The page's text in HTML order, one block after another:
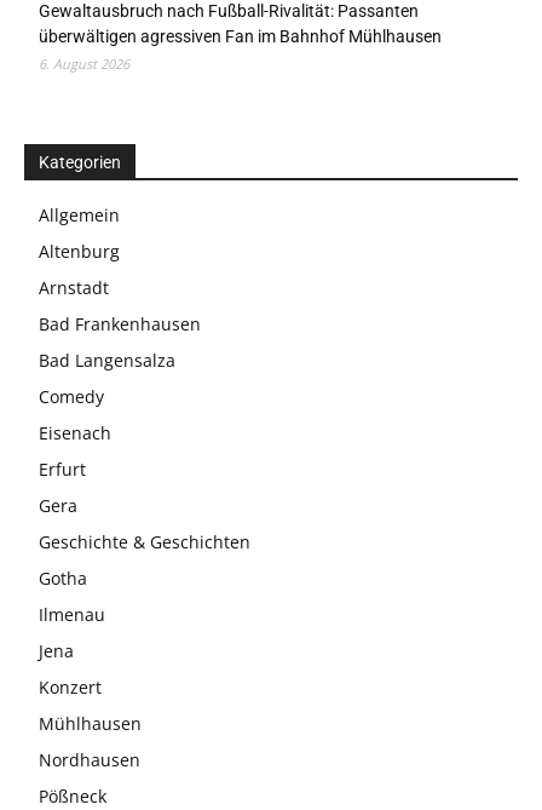
Gewaltausbruch nach Fußball-Rivalität: Passanten
überwältigen agressiven Fan im Bahnhof Mühlhausen
6. August 2026
Kategorien
Allgemein
Altenburg
Arnstadt
Bad Frankenhausen
Bad Langensalza
Comedy
Eisenach
Erfurt
Gera
Geschichte & Geschichten
Gotha
Ilmenau
Jena
Konzert
Mühlhausen
Nordhausen
Pößneck